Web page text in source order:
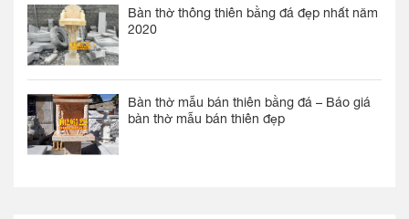
Bàn thờ thông thiên bằng đá đẹp nhất năm
2020
Bàn thờ mẫu bán thiên bằng đá – Báo giá
bàn thờ mẫu bán thiên đẹp